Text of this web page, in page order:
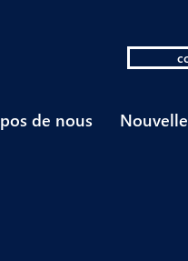
de nous